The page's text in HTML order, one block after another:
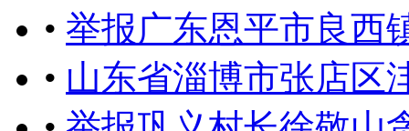
• 举报广东恩平市良西
• 山东省淄博市张店区